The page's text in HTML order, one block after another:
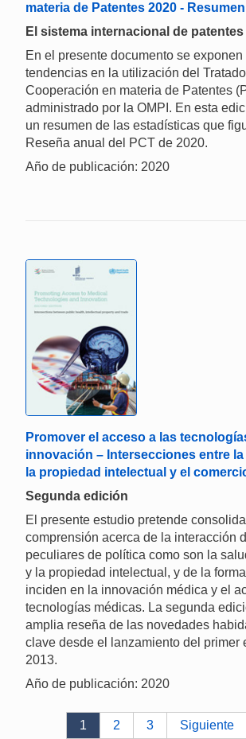
materia de Patentes 2020 - Resumen
El sistema internacional de patentes
En el presente documento se
tendencias en la utilización del
Cooperación en materia de Patentes
administrado por la OMPI. En esta
un resumen de las estadísticas que
Reseña anual del PCT de 2020.
Año de publicación: 2020
Promover el acceso a las
innovación – Intersecciones entre
la propiedad intelectual y el
Segunda edición
El presente estudio pretende
comprensión acerca de la interacción
peculiares de política como son la
y la propiedad intelectual, y de la
inciden en la innovación médica y el
tecnologías médicas. La segunda
amplia reseña de las novedades
clave desde el lanzamiento del primer
2013.
Año de publicación: 2020
1 2 3 Siguiente